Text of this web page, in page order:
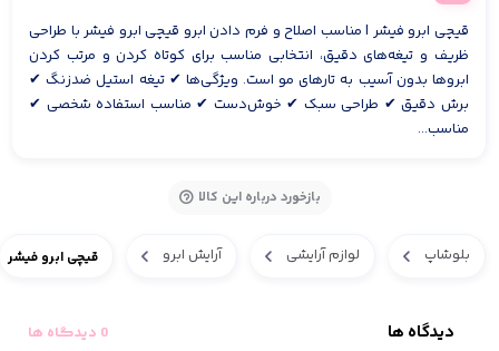
قیچی ابرو فیشر | مناسب اصلاح و فرم دادن ابرو قیچی ابرو فیشر با طراحی
ظریف و تیغه‌های دقیق، انتخابی مناسب برای کوتاه کردن و مرتب کردن
ابروها بدون آسیب به تارهای مو است. ویژگی‌ها ✔ تیغه استیل ضدزنگ ✔
برش دقیق ✔ طراحی سبک ✔ خوش‌دست ✔ مناسب استفاده شخصی ✔
مناسب...
بازخورد درباره این کالا
بلوشاپ لوازم آرایشی آرایش ابرو قیچی ابرو فیشر
دیدگاه ها 0 دیدگاه ها